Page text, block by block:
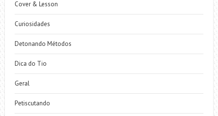
Cover & Lesson
Curiosidades
Detonando Métodos
Dica do Tio
Geral
Petiscutando